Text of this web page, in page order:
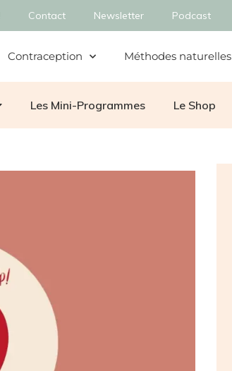
Contact Newsletter Podcast
Contraception Méthodes naturelles
Les Mini-Programmes Le Shop